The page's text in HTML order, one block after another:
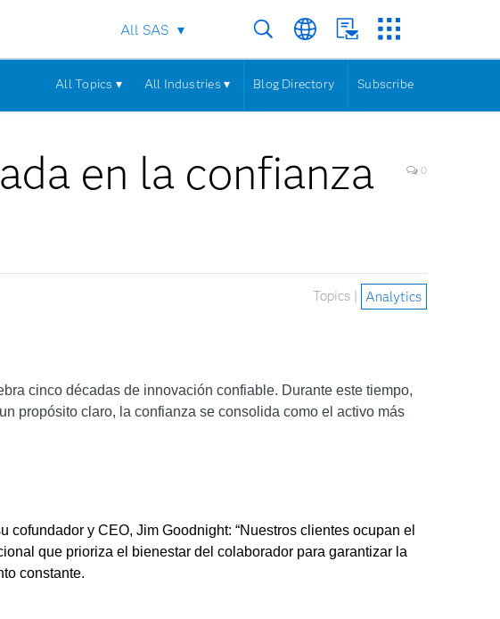
All SAS
All Topics ▾ All Industries ▾ Blog Directory Subscribe
en la confianza
0
Topics | Analytics
cinco décadas de innovación confiable. Durante este tiempo,
propósito claro, la confianza se consolida como el activo más
y CEO, Jim Goodnight: “Nuestros clientes ocupan el
que prioriza el bienestar del colaborador para garantizar la
constante.